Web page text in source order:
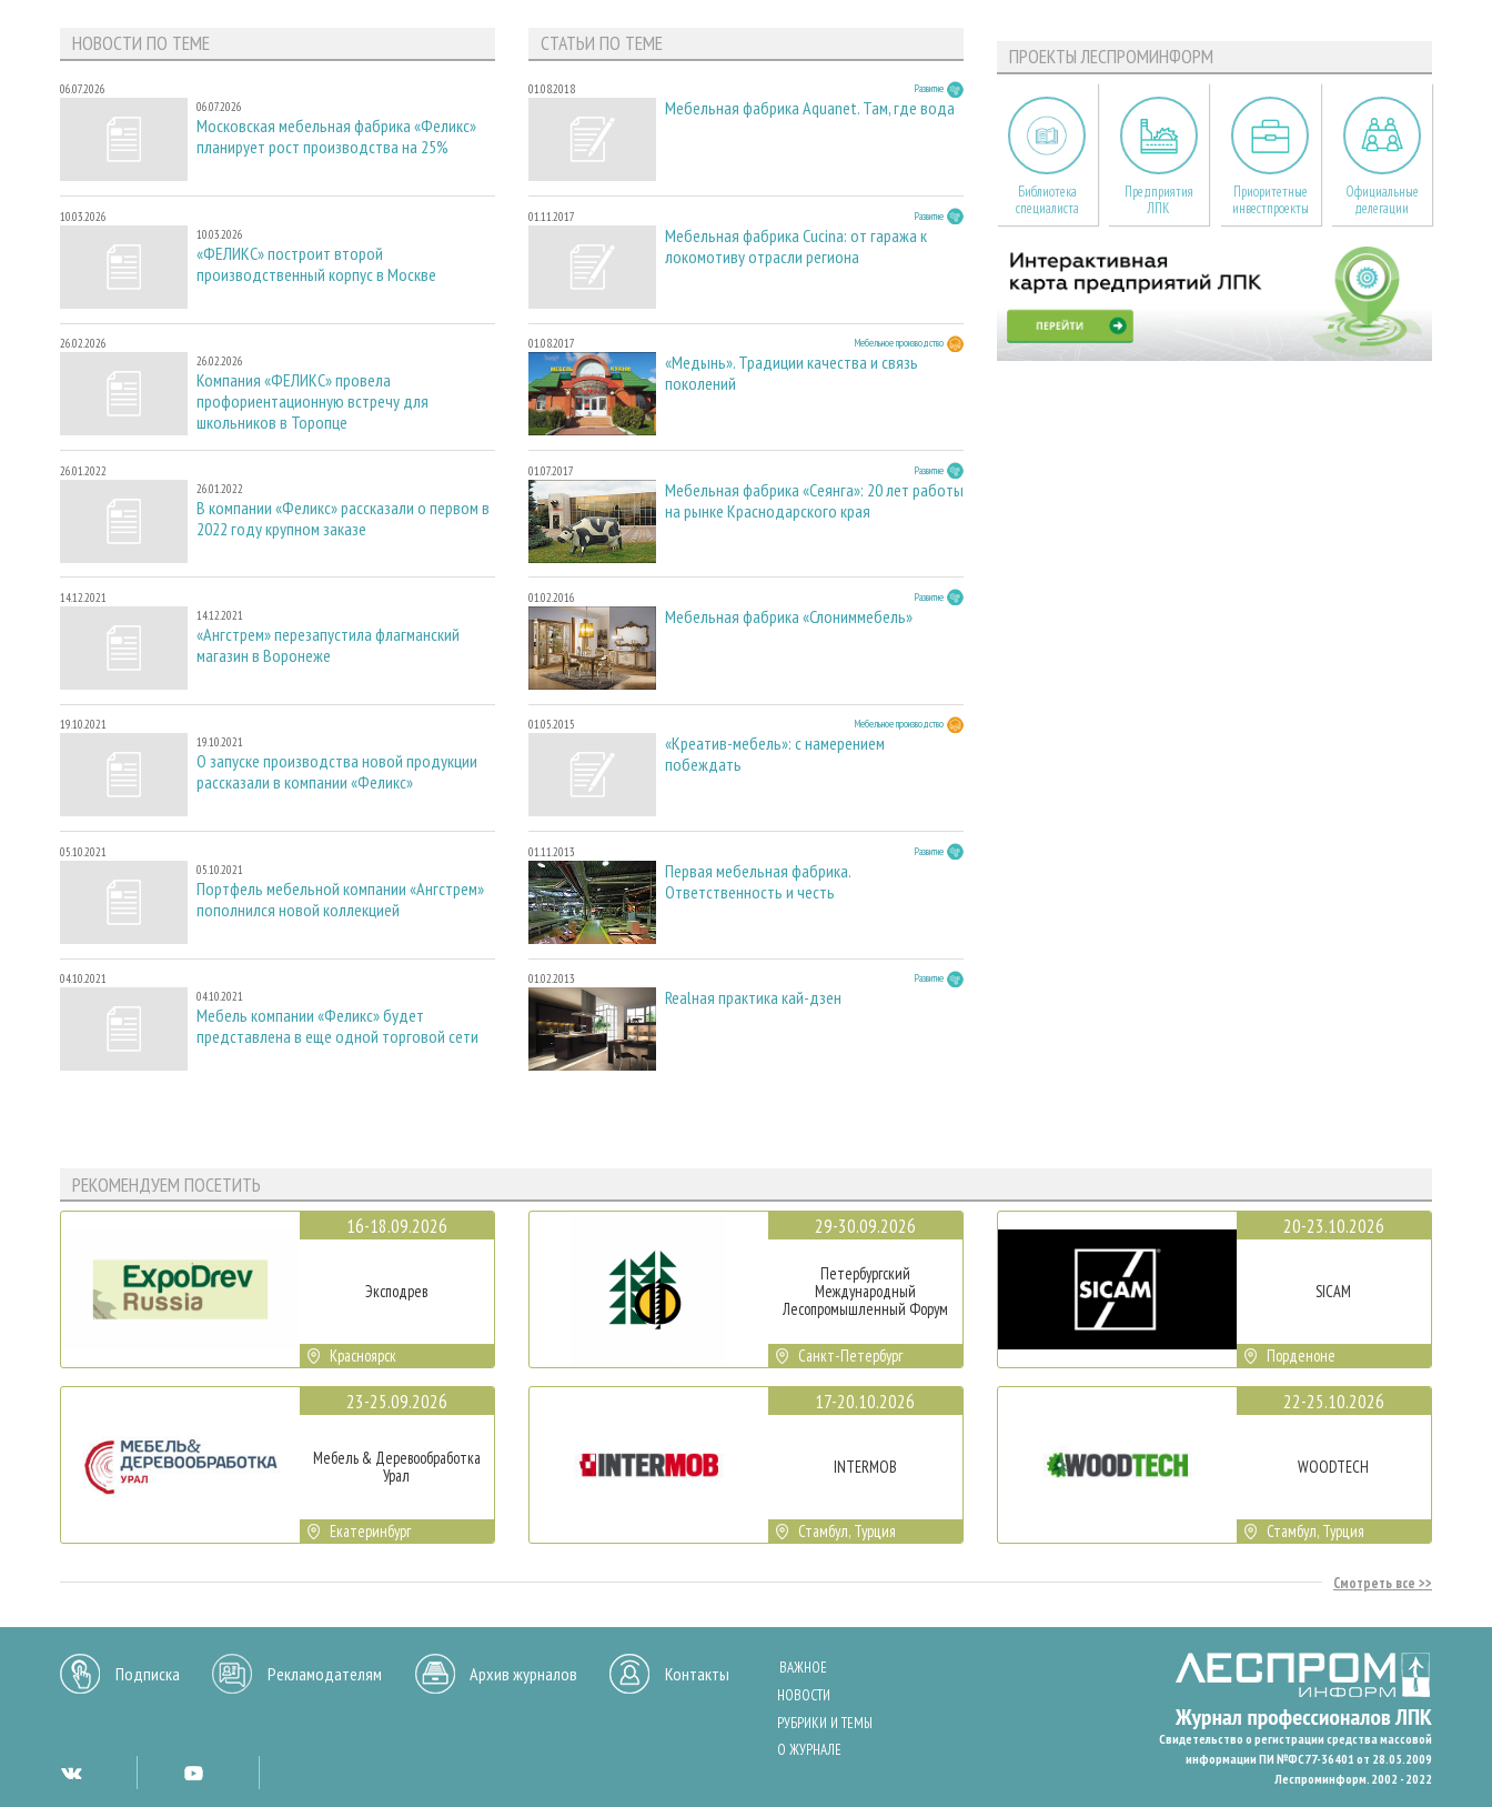
НОВОСТИ ПО ТЕМЕ
06.07.2026
06.07.2026
Московская мебельная фабрика «Феликс»
планирует рост производства на 25%
10.03.2026
10.03.2026
«ФЕЛИКС» построит второй
производственный корпус в Москве
26.02.2026
26.02.2026
Компания «ФЕЛИКС» провела
профориентационную встречу для
школьников в Торопце
26.01.2022
26.01.2022
В компании «Феликс» рассказали о первом в
2022 году крупном заказе
14.12.2021
14.12.2021
«Ангстрем» перезапустила флагманский
магазин в Воронеже
19.10.2021
19.10.2021
О запуске производства новой продукции
рассказали в компании «Феликс»
05.10.2021
05.10.2021
Портфель мебельной компании «Ангстрем»
пополнился новой коллекцией
04.10.2021
04.10.2021
Мебель компании «Феликс» будет
представлена в еще одной торговой сети
СТАТЬИ ПО ТЕМЕ
01.08.2018 Развитие
Мебельная фабрика Aquanet. Там, где вода
01.11.2017 Развитие
Мебельная фабрика Cucina: от гаража к
локомотиву отрасли региона
01.08.2017 Мебельное производство
«Медынь». Традиции качества и связь
поколений
01.07.2017 Развитие
Мебельная фабрика «Сеянга»: 20 лет работы
на рынке Краснодарского края
01.02.2016 Развитие
Мебельная фабрика «Слониммебель»
01.05.2015 Мебельное производство
«Креатив-мебель»: с намерением
побеждать
01.11.2013 Развитие
Первая мебельная фабрика.
Ответственность и честь
01.02.2013 Развитие
Realная практика кай-дзен
ПРОЕКТЫ ЛЕСПРОМИНФОРМ
Библиотека
специалиста
Предприятия
ЛПК
Приоритетные
инвестпроекты
Официальные
делегации
РЕКОМЕНДУЕМ ПОСЕТИТЬ
16-18.09.2026
Эксподрев
Красноярск
23-25.09.2026
Мебель & Деревообработка
Урал
Екатеринбург
29-30.09.2026
Петербургский
Международный
Лесопромышленный Форум
Санкт-Петербург
17-20.10.2026
INTERMOB
Стамбул, Турция
20-23.10.2026
SICAM
Порденоне
22-25.10.2026
WOODTECH
Стамбул, Турция
Смотреть все
Подписка Рекламодателям Архив журналов Контакты
ВАЖНОЕ
НОВОСТИ
РУБРИКИ И ТЕМЫ
О ЖУРНАЛЕ
Свидетельство о регистрации средства массовой
информации ПИ №ФС77-36401 от 28.05.2009
Леспроминформ. 2002 - 2022